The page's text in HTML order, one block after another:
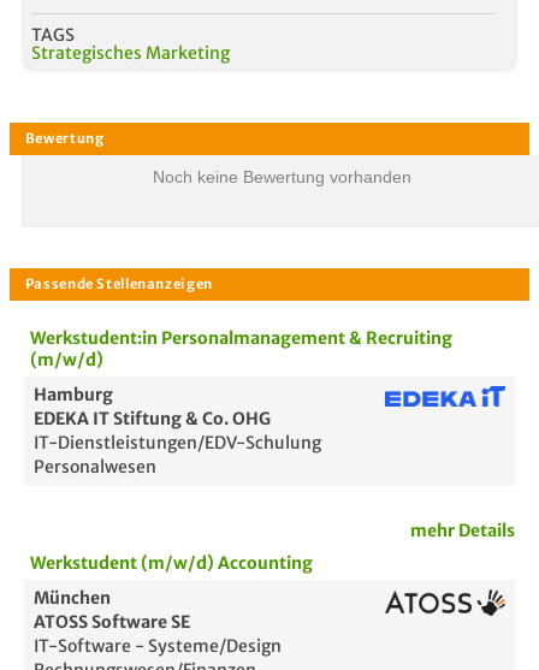
TAGS
Strategisches Marketing
Noch keine Bewertung vorhanden
Werkstudent:in Personalmanagement & Recruiting
(m/w/d)
Hamburg
EDEKA IT Stiftung & Co. OHG
IT-Dienstleistungen/EDV-Schulung
Personalwesen
mehr Details
Werkstudent (m/w/d) Accounting
München
ATOSS Software SE
IT-Software - Systeme/Design